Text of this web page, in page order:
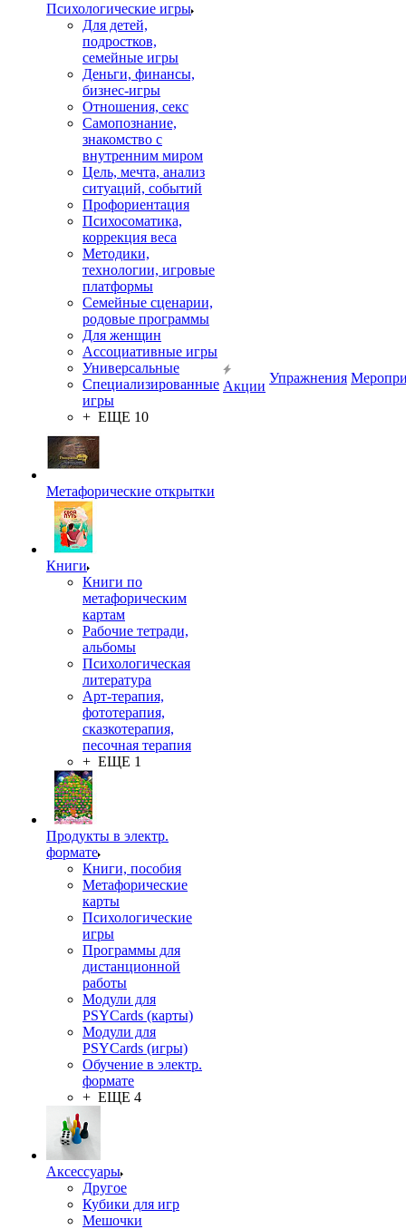
Психологические игры
Для детей,
подростков,
семейные игры
Деньги, финансы,
бизнес-игры
Отношения, секс
Самопознание,
знакомство с
внутренним миром
Цель, мечта, анализ
ситуаций, событий
Профориентация
Психосоматика,
коррекция веса
Методики,
технологии, игровые
платформы
Семейные сценарии,
родовые программы
Для женщин
Ассоциативные игры
Универсальные
Специализированные
игры
+ ЕЩЕ 10
Метафорические открытки
Книги
Книги по
метафорическим
картам
Рабочие тетради,
альбомы
Психологическая
литература
Арт-терапия,
фототерапия,
сказкотерапия,
песочная терапия
+ ЕЩЕ 1
Продукты в электр.
формате
Книги, пособия
Метафорические
карты
Психологические
игры
Программы для
дистанционной
работы
Модули для
PSYCards (карты)
Модули для
PSYCards (игры)
Обучение в электр.
формате
+ ЕЩЕ 4
Аксессуары
Другое
Кубики для игр
Мешочки
Акции
Упражнения